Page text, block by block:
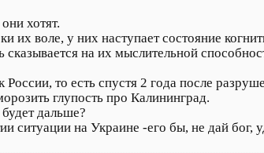
хотят.
их воле, у них наступает состояние
на их мыслительной
то есть спустя 2 года после
глупость про Калининград.
дальше?
ситуации на Украине -его бы, не дай бог,